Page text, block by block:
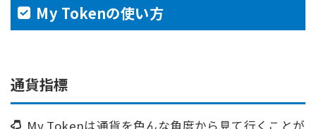
My Tokenの使い方
通貨指標